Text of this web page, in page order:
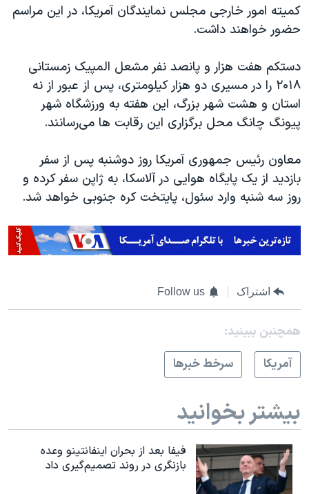
کمیته امور خارجی مجلس نمایندگان آمریکا، در این مراسم
حضور خواهند داشت.
دستکم هفت هزار و پانصد نفر مشعل المپیک زمستانی
۲۰۱۸ را در مسیری دو هزار کیلومتری، پس از عبور از نه
استان و هشت شهر بزرگ، این هفته به ورزشگاه شهر
پیونگ چانگ محل برگزاری این رقابت ها می‌رسانند.
معاون رئیس جمهوری آمریکا روز دوشنبه پس از سفر
بازدید از یک پایگاه هوایی در آلاسکا، به ژاپن سفر کرده و
روز سه شنبه وارد سئول، پایتخت کره جنوبی خواهد شد.
اشتراک Follow us
همچنبن ببینید:
آمريکا
سرخط خبرها
بیشتر بخوانید
فیفا بعد از بحران اینفانتینو وعده
بازنگری در روند تصمیم‌گیری داد